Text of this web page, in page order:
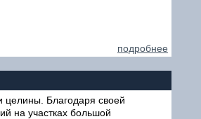
подробнее
Благодаря своей
на участках большой